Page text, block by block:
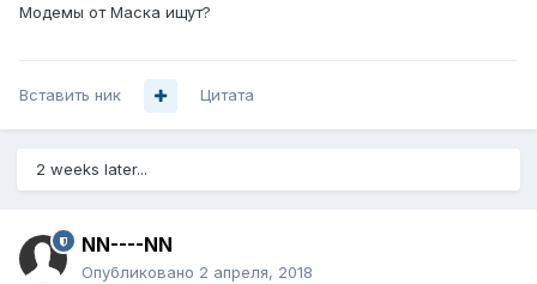
мобильные комплексы радиоконтроля, специальные
Модемы от Маска ищут?
Вставить ник Цитата
2 weeks later...
NN----NN
Опубликовано 2 апреля, 2018